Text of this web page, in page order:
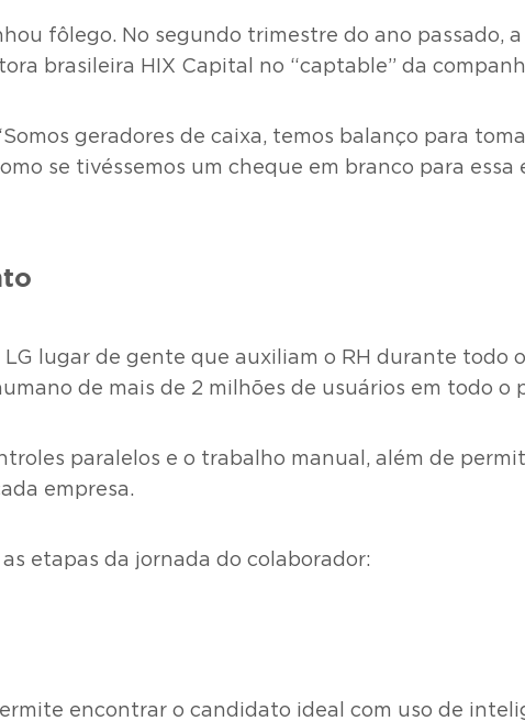
fôlego. No segundo trimestre do ano passado,
brasileira HIX Capital no “captable” da
geradores de caixa, temos balanço para
se tivéssemos um cheque em branco para
lugar de gente que auxiliam o RH durante todo
de mais de 2 milhões de usuários em todo o
paralelos e o trabalho manual, além de
empresa.
etapas da jornada do colaborador:
encontrar o candidato ideal com uso de